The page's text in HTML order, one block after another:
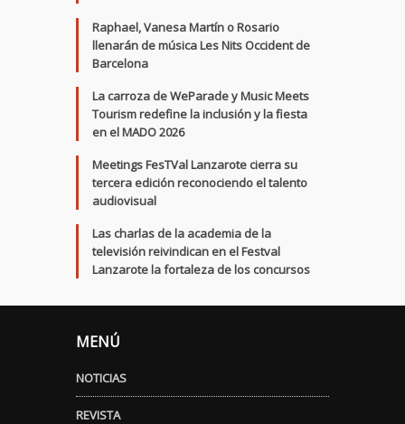
Raphael, Vanesa Martín o Rosario
llenarán de música Les Nits Occident de
Barcelona
La carroza de WeParade y Music Meets
Tourism redefine la inclusión y la fiesta
en el MADO 2026
Meetings FesTVal Lanzarote cierra su
tercera edición reconociendo el talento
audiovisual
Las charlas de la academia de la
televisión reivindican en el Festval
Lanzarote la fortaleza de los concursos
MENÚ
NOTICIAS
REVISTA